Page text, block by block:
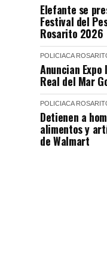
Elefante se
Festival del
Rosarito 2026
POLICIACA
Anuncian
Real del Mar
POLICIACA
Detienen a
alimentos y
de Walmart